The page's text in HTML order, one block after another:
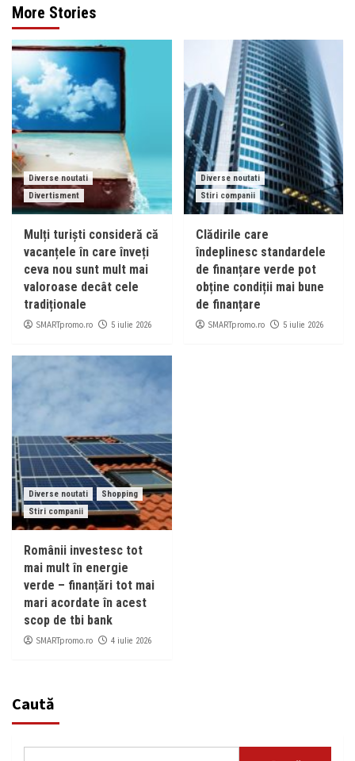
More Stories
Diverse noutati
Divertisment
Mulți turiști consideră că
vacanțele în care înveți
ceva nou sunt mult mai
valoroase decât cele
tradiționale
SMARTpromo.ro 5 iulie 2026
Diverse noutati
Stiri companii
Clădirile care
îndeplinesc standardele
de finanțare verde pot
obține condiții mai bune
de finanțare
SMARTpromo.ro 5 iulie 2026
Diverse noutati
Shopping
Stiri companii
Românii investesc tot
mai mult în energie
verde – finanțări tot mai
mari acordate în acest
scop de tbi bank
SMARTpromo.ro 4 iulie 2026
Caută